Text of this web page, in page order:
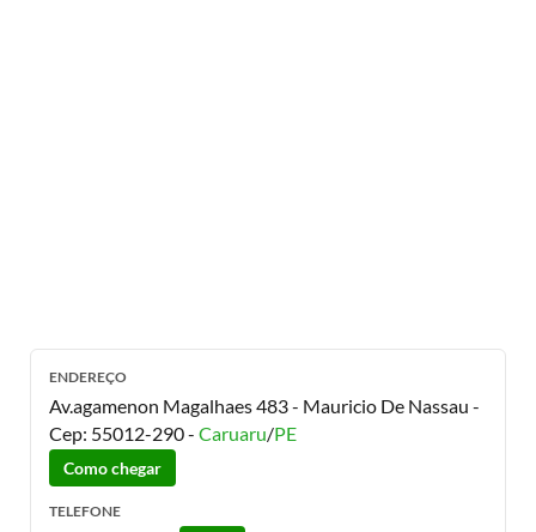
ENDEREÇO
Av.agamenon Magalhaes 483 - Mauricio De Nassau -
Cep: 55012-290- Caruaru/PE
Como chegar
TELEFONE